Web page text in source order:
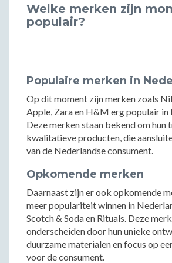
Welke merken zijn
populair?
Populaire merken in
Op dit moment zijn merken zoals
Apple, Zara en H&M erg populair in
Deze merken staan bekend om hun
kwalitatieve producten, die
van de Nederlandse consument.
Opkomende merken
Daarnaast zijn er ook opkomende
meer populariteit winnen in
Scotch & Soda en Rituals. Deze
onderscheiden door hun unieke
duurzame materialen en focus op
voor de consument.